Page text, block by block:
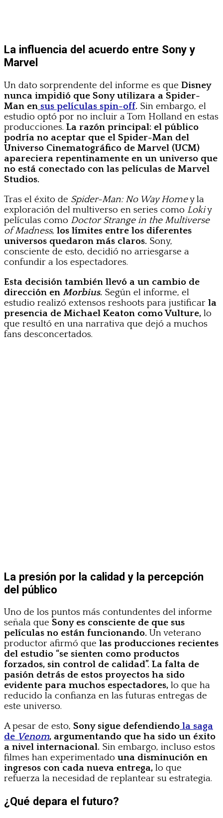
La influencia del acuerdo entre Sony y
Marvel
Un dato sorprendente del informe es que Disney
nunca impidió que Sony utilizara a Spider-
Man en sus películas spin-off. Sin embargo, el
estudio optó por no incluir a Tom Holland en estas
producciones. La razón principal: el público
podría no aceptar que el Spider-Man del
Universo Cinematográfico de Marvel (UCM)
apareciera repentinamente en un universo que
no está conectado con las películas de Marvel
Studios.
Tras el éxito de Spider-Man: No Way Homey la
exploración del multiverso en series como Lokiy
películas como Doctor Strange in the Multiverse
of Madness, los límites entre los diferentes
universos quedaron más claros. Sony,
consciente de esto, decidió no arriesgarse a
confundir a los espectadores.
Esta decisión también llevó a un cambio de
dirección en Morbius. Según el informe, el
estudio realizó extensos reshoots para justificar la
presencia de Michael Keaton como Vulture, lo
que resultó en una narrativa que dejó a muchos
fans desconcertados.
La presión por la calidad y la percepción
del público
Uno de los puntos más contundentes del informe
señala que Sony es consciente de que sus
películas no están funcionando. Un veterano
productor afirmó que las producciones recientes
del estudio “se sienten como productos
forzados, sin control de calidad”. La falta de
pasión detrás de estos proyectos ha sido
evidente para muchos espectadores, lo que ha
reducido la confianza en las futuras entregas de
este universo.
A pesar de esto, Sony sigue defendiendo la saga
de Venom, argumentando que ha sido un éxito
a nivel internacional. Sin embargo, incluso estos
filmes han experimentado una disminución en
ingresos con cada nueva entrega, lo que
refuerza la necesidad de replantear su estrategia.
¿Qué depara el futuro?